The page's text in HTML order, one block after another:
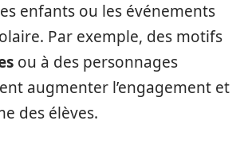
enfants ou les événements
Par exemple, des motifs
ou à des personnages
augmenter l’engagement et
des élèves.